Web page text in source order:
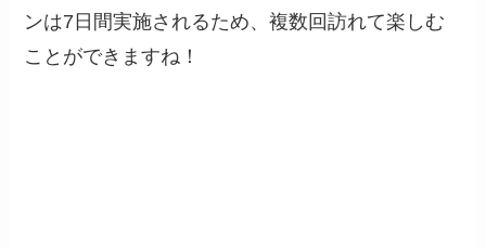
ンは7日間実施されるため、複数回訪れて楽しむ
ことができますね！